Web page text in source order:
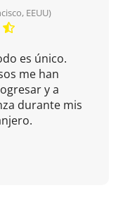
EEUU)
es único.
me han
y a
durante mis